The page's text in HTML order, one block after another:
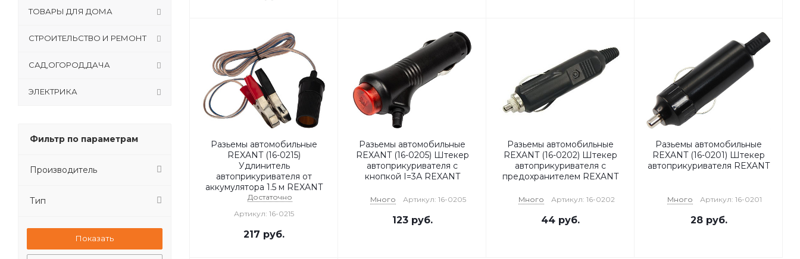
Разьемы автомобильные
REXANT (16-0215)
Удлинитель
автоприкуривателя от
аккумулятора 1.5 м REXANT
Достаточно
Артикул: 16-0215
217 руб.
Разьемы автомобильные
REXANT (16-0205) Штекер
автоприкуривателя с
кнопкой I=3А REXANT
Много Артикул: 16-0205
123руб.
Разьемы автомобильные
REXANT (16-0202) Штекер
автоприкуривателя с
предохранителем REXANT
Много Артикул: 16-0202
44 руб.
Разьемы автомобильные
REXANT (16-0201) Штекер
автоприкуривателя REXANT
Много Артикул: 16-0201
28руб.
ТОВАРЫ ДЛЯ ДОМА
СТРОИТЕЛЬСТВО И РЕМОНТ
САД,ОГОРОД,ДАЧА
ЭЛЕКТРИКА
Фильтр по параметрам
Производитель
Тип